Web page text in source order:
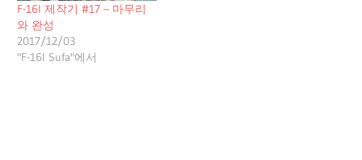
F-16I 제작기 #17 – 마무리
와 완성
2017/12/03
"F-16I Sufa"에서